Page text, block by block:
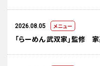
2026.08.05 メニュー
「らーめん 武双家」監修